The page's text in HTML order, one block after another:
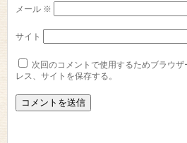
メール ※
サイト
次回のコメントで使用するためブラウ
レス、サイトを保存する。